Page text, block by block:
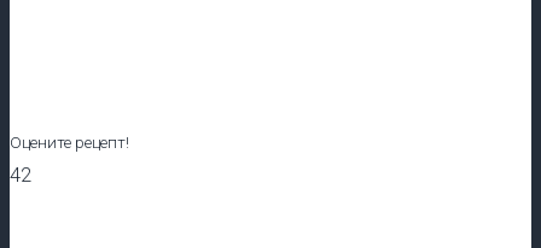
Оцените рецепт!
42